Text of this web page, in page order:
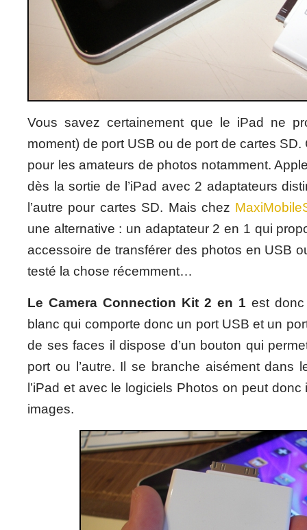
Vous savez certainement que le iPad ne
moment) de port USB ou de port de cartes SD.
pour les amateurs de photos notamment.
dès la sortie de l’iPad avec 2 adaptateurs
l’autre pour cartes SD. Mais chez
une alternative : un adaptateur 2 en 1 qui
accessoire de transférer des photos en USB
testé la chose récemment…
Le Camera Connection Kit 2 en 1 est
blanc qui comporte donc un port USB et un
de ses faces il dispose d’un bouton qui
port ou l’autre. Il se branche aisément dans
l’iPad et avec le logiciels Photos on peut
images.